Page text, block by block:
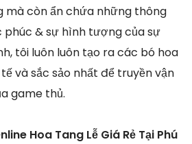
mà còn ẩn chứa những thông
phúc & sự hình tượng của sự
tôi luôn luôn tạo ra các bó hoa
và sắc sảo nhất để truyền vận
game thủ.
Hoa Tang Lễ Giá Rẻ Tại Phú